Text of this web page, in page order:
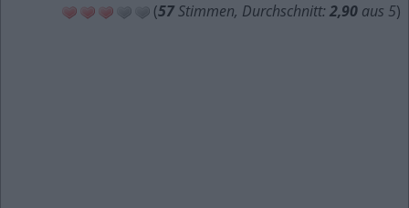
(57Stimmen, Durchschnitt: 2,90 aus 5)